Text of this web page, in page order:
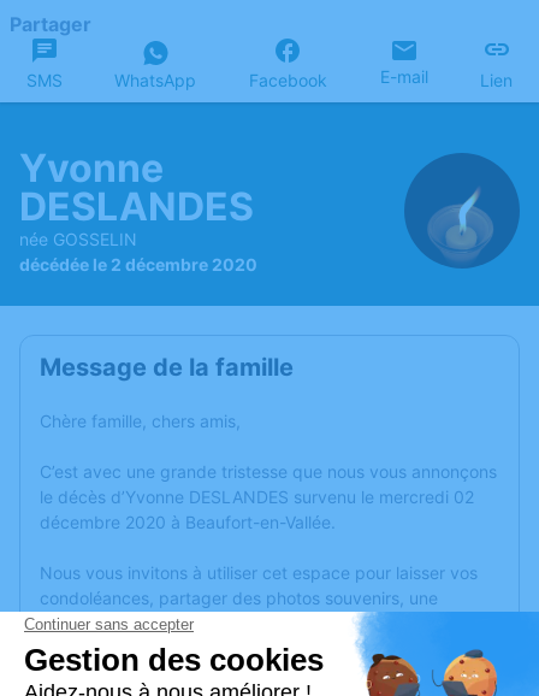
Partager
SMS WhatsApp Facebook E-mail Lien
Yvonne
DESLANDES
née GOSSELIN
décédée le 2 décembre 2020
Message de la famille
Chère famille, chers amis,
C’est avec une grande tristesse que nous vous annonçons
le décès d’Yvonne DESLANDES survenu le mercredi 02
décembre 2020 à Beaufort-en-Vallée.
Nous vous invitons à utiliser cet espace pour laisser vos
condoléances, partager des photos souvenirs, une
anecdote ou exprimer vos pensées à travers des poèmes
ou des textes. Cet endroit est un lieu d'expression dédié à
honorer la mémoire d’Yvonne DESLANDES.